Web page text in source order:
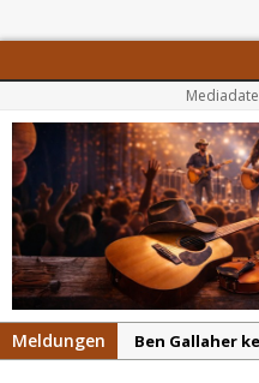
Meldungen
Ben Gallaher